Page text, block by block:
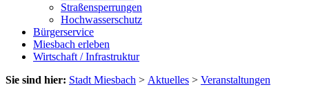
Straßensperrungen
Hochwasserschutz
Bürgerservice
Miesbach erleben
Wirtschaft / Infrastruktur
Sie sind hier: Stadt Miesbach > Aktuelles > Veranstaltungen